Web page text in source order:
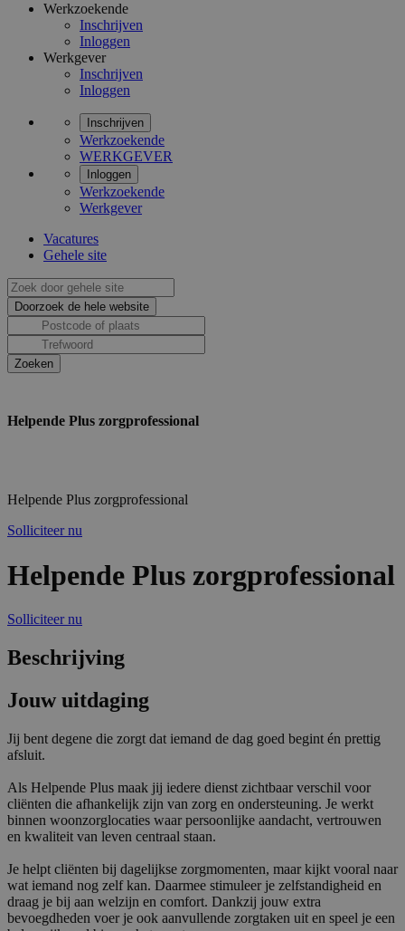
Werkzoekende
Inschrijven
Inloggen
Werkgever
Inschrijven
Inloggen
Inschrijven
Werkzoekende
WERKGEVER
Inloggen
Werkzoekende
Werkgever
Vacatures
Gehele site
Helpende Plus zorgprofessional
Helpende Plus zorgprofessional
Solliciteer nu
Helpende Plus zorgprofessional
Solliciteer nu
Beschrijving
Jouw uitdaging
Jij bent degene die zorgt dat iemand de dag goed begint én prettig
afsluit.
Als Helpende Plus maak jij iedere dienst zichtbaar verschil voor
cliënten die afhankelijk zijn van zorg en ondersteuning. Je werkt
binnen woonzorglocaties waar persoonlijke aandacht, vertrouwen
en kwaliteit van leven centraal staan.
Je helpt cliënten bij dagelijkse zorgmomenten, maar kijkt vooral naar
wat iemand nog zelf kan. Daarmee stimuleer je zelfstandigheid en
draag je bij aan welzijn en comfort. Dankzij jouw extra
bevoegdheden voer je ook aanvullende zorgtaken uit en speel je een